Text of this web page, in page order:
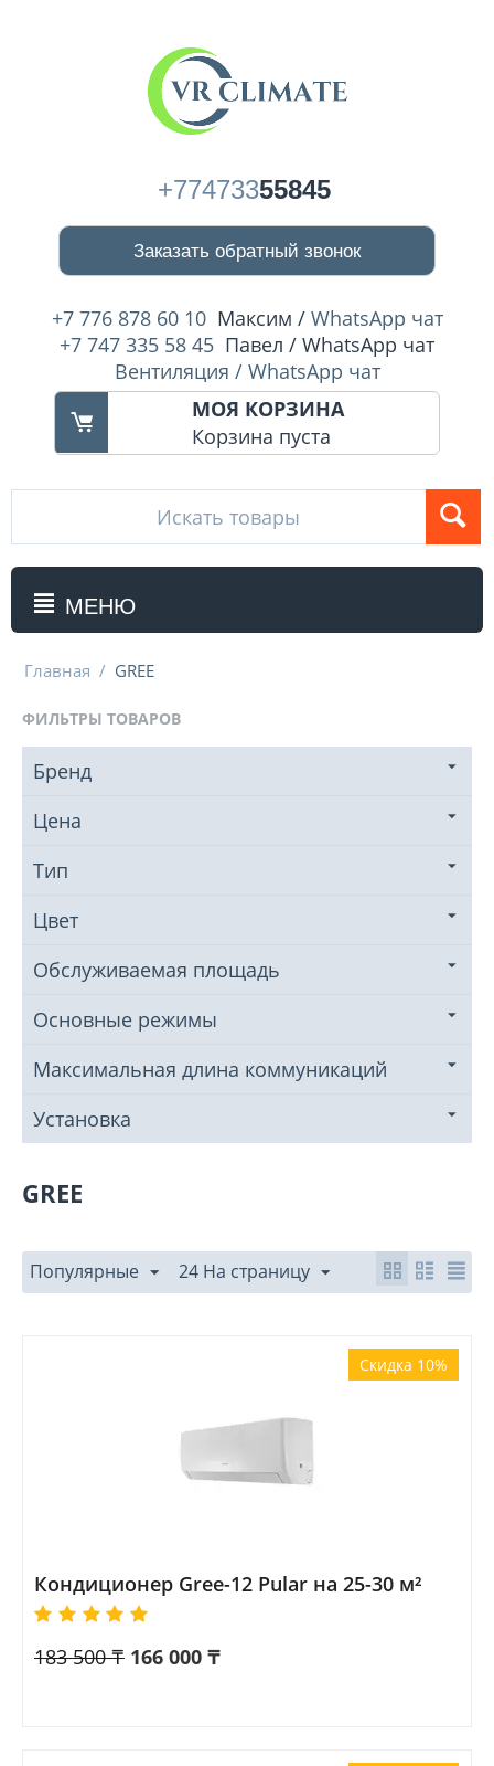
+77473355845
Заказать обратный звонок
+7 776 878 60 10 Максим / WhatsApp чат
+7 747 335 58 45 Павел / WhatsApp чат
Вентиляция / WhatsApp чат
МОЯ КОРЗИНА
Корзина пуста
МЕНЮ
Главная / GREE
ФИЛЬТРЫ ТОВАРОВ
Бренд
Цена
Тип
Цвет
Обслуживаемая площадь
Основные режимы
Максимальная длина коммуникаций
Установка
GREE
Популярные 24 На страницу
Скидка 10%
Кондиционер Gree-12 Pular на 25-30 м²
183 500 ₸ 166 000 ₸